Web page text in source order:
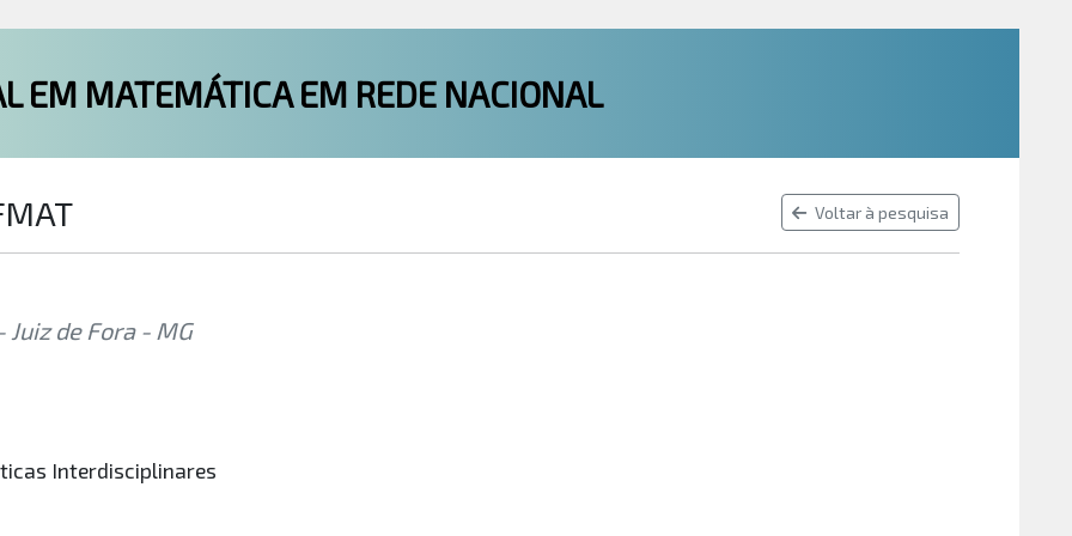
EM MATEMÁTICA EM REDE NACIONAL
Voltar à pesquisa
Juiz de Fora - MG
Interdisciplinares